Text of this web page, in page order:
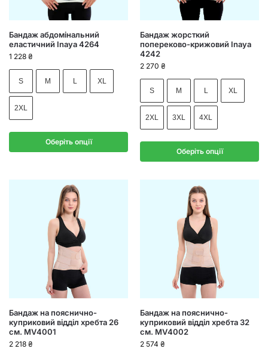
Бандаж абдомінальний
еластичний Inaya 4264
1 228 ₴
S M L XL
2XL
Оберіть опції
Бандаж жорсткий
попереково-крижовий Inaya
4242
2 270 ₴
S M L XL
2XL 3XL 4XL
Оберіть опції
Бандаж на пояснично-
куприковий відділ хребта 26
см. MV4001
2 218 ₴
Бандаж на пояснично-
куприковий відділ хребта 32
см. MV4002
2 574 ₴